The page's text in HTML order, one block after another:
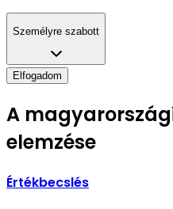
Személyre szabott
Elfogadom
A
elemzése
Értékbecslés